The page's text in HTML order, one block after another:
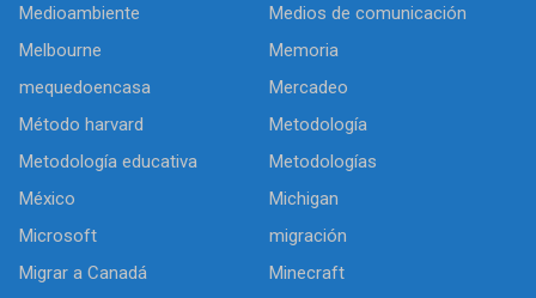
Medioambiente
Medios de comunicación
Melbourne
Memoria
mequedoencasa
Mercadeo
Método harvard
Metodología
Metodología educativa
Metodologías
México
Michigan
Microsoft
migración
Migrar a Canadá
Minecraft